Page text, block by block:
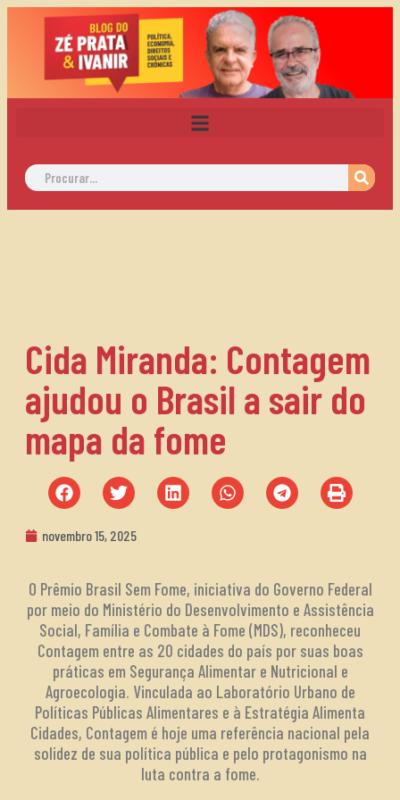
Cida Miranda: Contagem
ajudou o Brasil a sair do
mapa da fome
novembro 15, 2025
O Prêmio Brasil Sem Fome, iniciativa do Governo Federal
por meio do Ministério do Desenvolvimento e Assistência
Social, Família e Combate à Fome (MDS), reconheceu
Contagem entre as 20 cidades do país por suas boas
práticas em Segurança Alimentar e Nutricional e
Agroecologia. Vinculada ao Laboratório Urbano de
Políticas Públicas Alimentares e à Estratégia Alimenta
Cidades, Contagem é hoje uma referência nacional pela
solidez de sua política pública e pelo protagonismo na
luta contra a fome.